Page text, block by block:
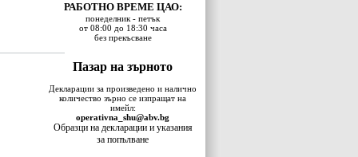
РАБОТНО ВРЕМЕ ЦАО:
понеделник - петък
от 08:00 до 18:30 часа
без прекъсване
Пазар на зърното
Декларации за произведено и налично
количество зърно се изпращат на
имейл:
operativna_shu@abv.bg
Образци на декларации и указания
за попълване